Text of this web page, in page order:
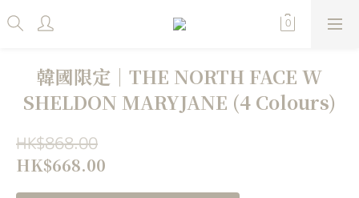
韓國限定｜THE NORTH FACE W
SHELDON MARYJANE (4 Colours)
HK$868.00
HK$668.00